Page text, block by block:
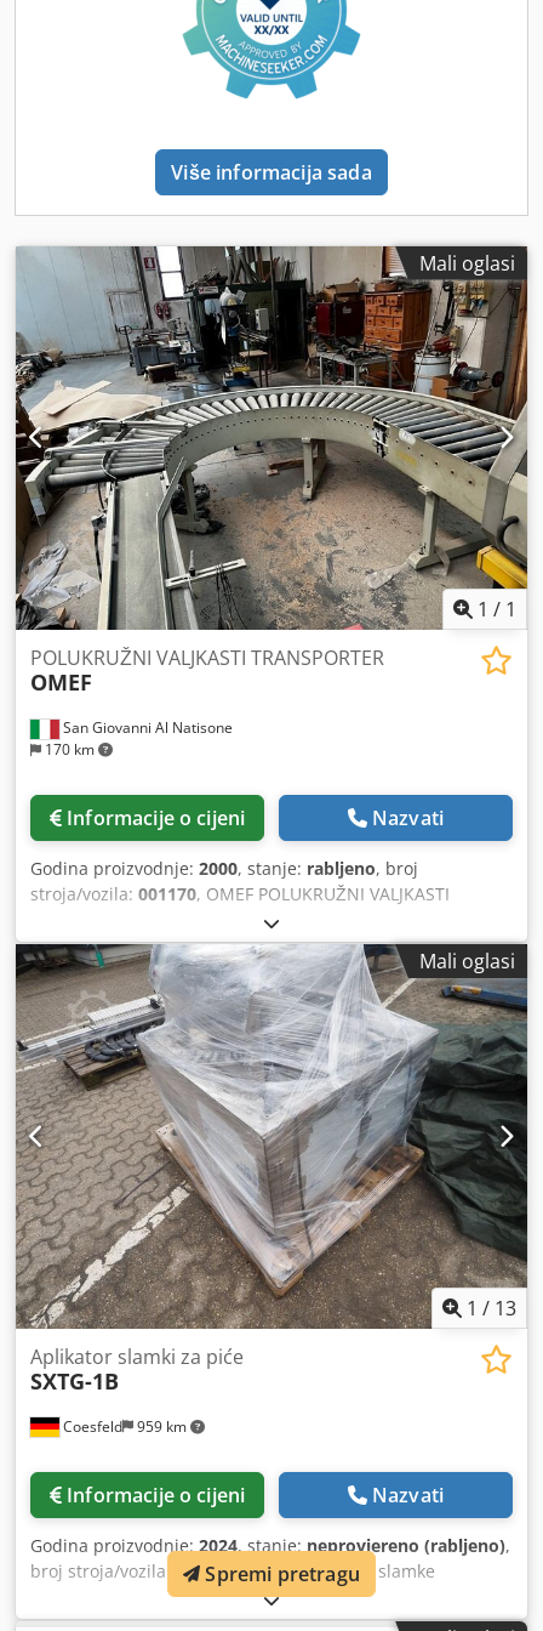
mm/min - Motor lanca 14,5 kW - Broj programa 9 - Godina
1999 - Kompletno s priručnikom i CE izjavom
Više informacija sada
Mali oglasi
1 / 1
San Giovanni Al Natisone
170 km
POLUKRUŽNI VALJKASTI TRANSPORTER
OMEF
Informacije o cijeni Nazvati
Godina proizvodnje: 2000, stanje: rabljeno, broj
stroja/vozila: 001170, OMEF POLUKRUŽNI VALJKASTI
TRANSPORTER - CE STANDARDI - KORIŠTEN - Matr. 001170
- 2000. godina Dsdjrnkmljpfx Akksck
Mali oglasi
1 / 13
Coesfeld 959 km
Aplikator slamki za piće
SXTG-1B
Informacije o cijeni Nazvati
Godina proizvodnje: 2024, stanje: neprovjereno (rabljeno),
broj stroja/vozila:
S-D12MM, 1 aplikator za slamke
Proizvođač: nepoznat (Kina) Tip: SXTG-1B, SN: S-D12MM,
god. proiz.: 2024, priključna snaga: 3,5 kW, LED zaslon,
Spremi pretragu